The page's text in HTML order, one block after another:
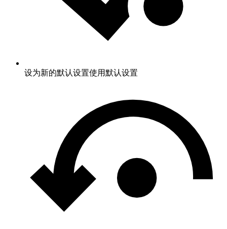
设为新的默认设置使用默认设置